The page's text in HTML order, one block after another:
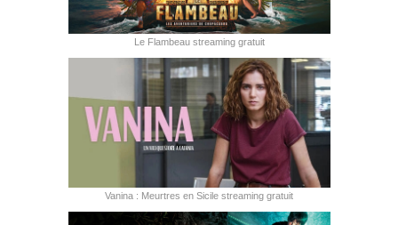
Le Flambeau streaming gratuit
Vanina : Meurtres en Sicile streaming gratuit